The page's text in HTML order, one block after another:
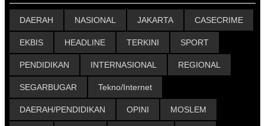
DAERAH NASIONAL JAKARTA CASECRIME
EKBIS HEADLINE TERKINI SPORT
PENDIDIKAN INTERNASIONAL REGIONAL
SEGARBUGAR Tekno/Internet
DAERAH/PENDIDIKAN OPINI MOSLEM